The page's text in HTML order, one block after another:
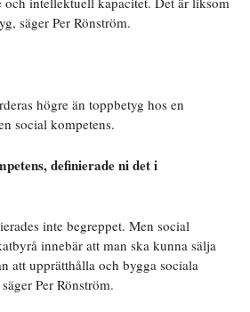
säger Per Rönström.
högre än toppbetyg hos en
social kompetens.
definierade ni det i
inte begreppet. Men social
innebär att man ska kunna sälja
att upprätthålla och bygga sociala
Per Rönström.